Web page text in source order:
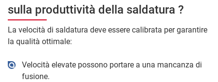
sulla produttività della saldatura ?
La velocità di saldatura deve essere calibrata per garantire
la qualità ottimale:
Velocità elevate possono portare a una mancanza di
fusione.